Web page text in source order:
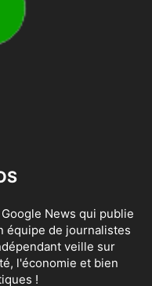
News qui publie
équipe de journalistes
veille sur
l'économie et bien
!